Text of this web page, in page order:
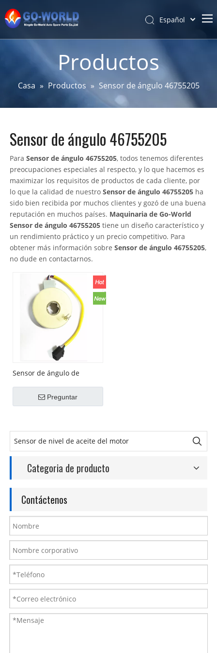
Acerca de
Productos
Apoyo
Contáctenos
Español
简体中文
Productos
Casa » Productos » Sensor de ángulo 46755205
Sensor de ángulo 46755205
Para Sensor de ángulo 46755205, todos tenemos diferentes
preocupaciones especiales al respecto, y lo que hacemos es
maximizar los requisitos de productos de cada cliente, por
lo que la calidad de nuestro Sensor de ángulo 46755205 ha
sido bien recibida por muchos clientes y gozó de una buena
reputación en muchos países. Maquinaria de Go-World
Sensor de ángulo 46755205 tiene un diseño característico y
un rendimiento práctico y un precio competitivo. Para
obtener más información sobre Sensor de ángulo 46755205,
no dude en contactarnos.
Sensor de ángulo de
No.46755205 para Fiat
Preguntar
Categoria de producto
Contáctenos